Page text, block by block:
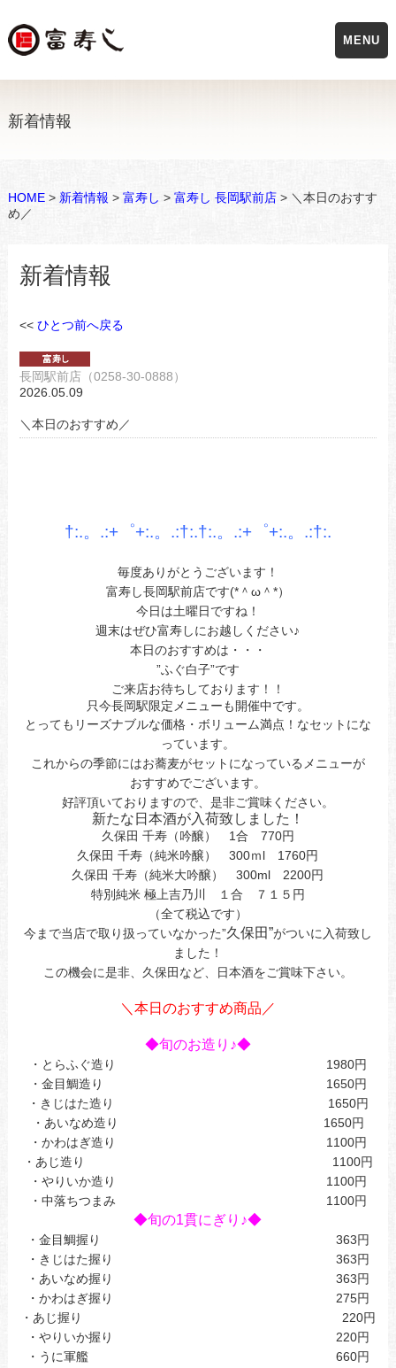
新着情報
HOME> 新着情報 > 富寿し > 富寿し 長岡駅前店> ＼本日のおすす
め／
新着情報
<< ひとつ前へ戻る
長岡駅前店（0258-30-0888）
2026.05.09
＼本日のおすすめ／
†:.。.:+゜+:.。.:†:.†:.。.:+゜+:.。.:†:.
毎度ありがとうございます！
富寿し長岡駅前店です(*＾ω＾*）
今日は土曜日ですね！
週末はぜひ富寿しにお越しください♪
本日のおすすめは・・・
”ふぐ白子”です
ご来店お待ちしております！！
只今長岡駅限定メニューも開催中です。
とってもリーズナブルな価格・ボリューム満点！なセットにな
っています。
これからの季節にはお蕎麦がセットになっているメニューが
おすすめでございます。
好評頂いておりますので、是非ご賞味ください。
新たな日本酒が入荷致しました！
久保田 千寿（吟醸） 1合 770円
久保田 千寿（純米吟醸） 300ｍl 1760円
久保田 千寿（純米大吟醸） 300ml 2200円
特別純米 極上吉乃川 １合 ７１５円
（全て税込です）
今まで当店で取り扱っていなかった”久保田”がついに入荷致し
ました！
この機会に是非、久保田など、日本酒をご賞味下さい。
＼本日のおすすめ商品／
◆旬のお造り♪◆
・とらふぐ造り 1980円
・金目鯛造り 1650円
・きじはた造り 1650円
・あいなめ造り 1650円
・かわはぎ造り 1100円
・あじ造り 1100円
・やりいか造り 1100円
・中落ちつまみ 1100円
◆旬の1貫にぎり♪◆
・金目鯛握り 363円
・きじはた握り 363円
・あいなめ握り 363円
・かわはぎ握り 275円
・あじ握り 220円
・やりいか握り 220円
・うに軍艦 660円
MENU